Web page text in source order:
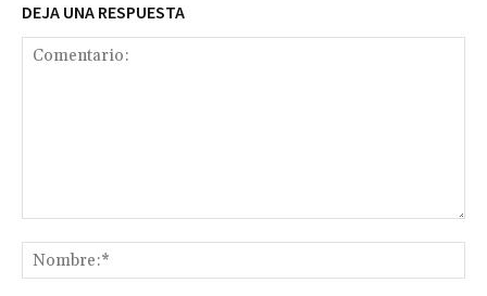
DEJA UNA RESPUESTA